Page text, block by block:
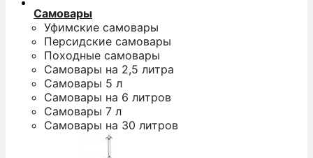
Самовары
Уфимские самовары
Персидские самовары
Походные самовары
Самовары на 2,5 литра
Самовары 5 л
Самовары на 6 литров
Самовары 7 л
Самовары на 30 литров